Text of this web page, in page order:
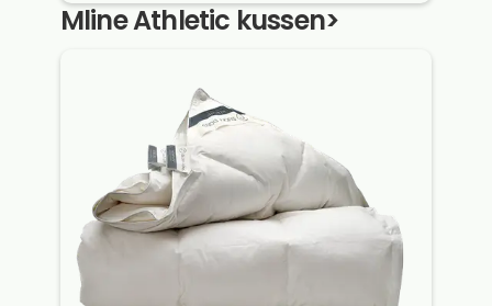
Mline Athletic kussen>